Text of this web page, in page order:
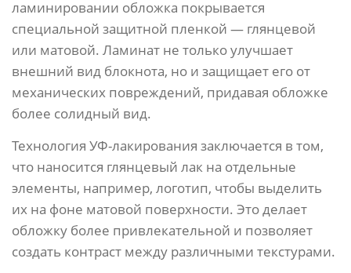
ламинировании обложка покрывается
специальной защитной пленкой — глянцевой
или матовой. Ламинат не только улучшает
внешний вид блокнота, но и защищает его от
механических повреждений, придавая обложке
более солидный вид.
Технология УФ-лакирования заключается в том,
что наносится глянцевый лак на отдельные
элементы, например, логотип, чтобы выделить
их на фоне матовой поверхности. Это делает
обложку более привлекательной и позволяет
создать контраст между различными текстурами.